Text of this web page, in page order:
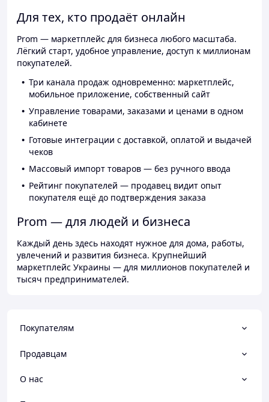
Для тех, кто продаёт онлайн
Prom — маркетплейс для бизнеса любого масштаба.
Лёгкий старт, удобное управление, доступ к миллионам
покупателей.
Три канала продаж одновременно: маркетплейс,
мобильное приложение, собственный сайт
Управление товарами, заказами и ценами в одном
кабинете
Готовые интеграции с доставкой, оплатой и выдачей
чеков
Массовый импорт товаров — без ручного ввода
Рейтинг покупателей — продавец видит опыт
покупателя ещё до подтверждения заказа
Prom — для людей и бизнеса
Каждый день здесь находят нужное для дома, работы,
увлечений и развития бизнеса. Крупнейший
маркетплейс Украины — для миллионов покупателей и
тысяч предпринимателей.
Покупателям
Продавцам
О нас